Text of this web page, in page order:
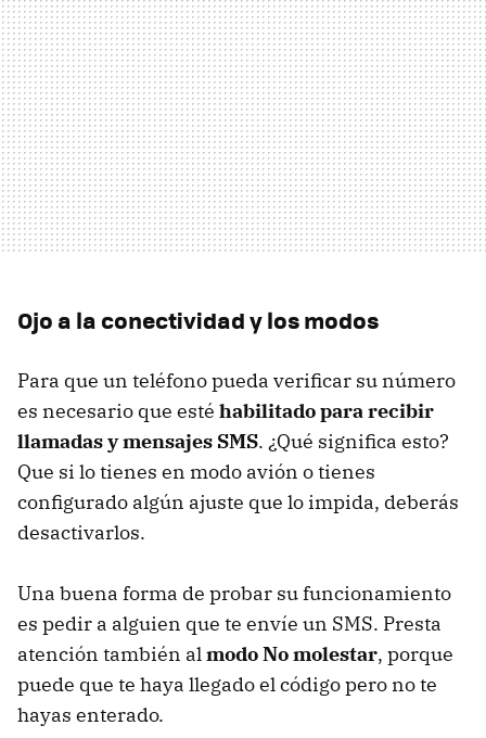
Ojo a la conectividad y los modos
Para que un teléfono pueda verificar su número
es necesario que esté habilitado para recibir
llamadas y mensajes SMS. ¿Qué significa esto?
Que si lo tienes en modo avión o tienes
configurado algún ajuste que lo impida, deberás
desactivarlos.
Una buena forma de probar su funcionamiento
es pedir a alguien que te envíe un SMS. Presta
atención también almodo No molestar, porque
puede que te haya llegado el código pero no te
hayas enterado.